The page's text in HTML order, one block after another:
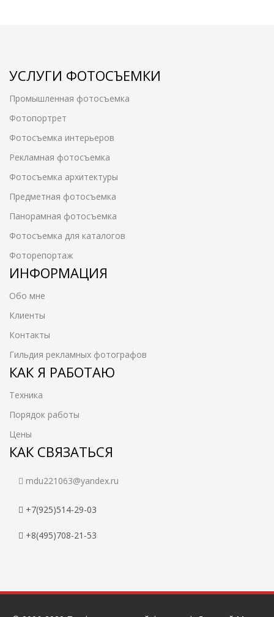
УСЛУГИ ФОТОСЪЕМКИ
Промышленная фотосъемка
Фотопортрет
Фотосъемка интерьеров
Рекламная фотосъемка
Фотосъемка архитектуры
Предметная фотосъемка
Панорамная фотосъемка
Фотосъемка для каталогов
Фоторепортаж
ИНФОРМАЦИЯ
Обо мне
Клиенты
Контакты
Гильдия рекламных фотографов
КАК Я РАБОТАЮ
Техника
Порядок работы
Цены
КАК СВЯЗАТЬСЯ
mdu221063@yandex.ru
+7(925)514-29-03
+8(495)708-21-53